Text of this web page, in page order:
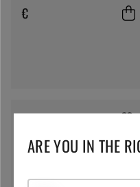
€
ARE YOU IN THE